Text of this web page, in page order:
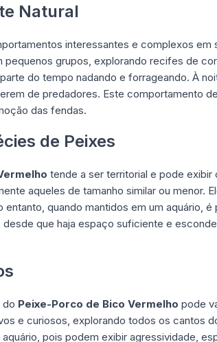
Natural
interessantes e complexos em
grupos, explorando recifes de
do tempo nadando e forrageando. À
de predadores. Este comportamento
das fendas.
de Peixes
tende a ser territorial e pode
aqueles de tamanho similar ou menor.
quando mantidos em um aquário,
que haja espaço suficiente e
do Peixe-Porco de Bico Vermelho pode
e curiosos, explorando todos os cantos
pois podem exibir agressividade,